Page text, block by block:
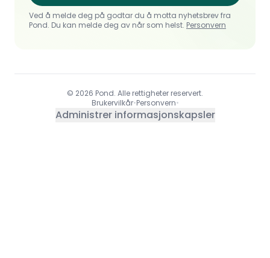
Ved å melde deg på godtar du å motta nyhetsbrev fra
Pond. Du kan melde deg av når som helst. Personvern
© 2026 Pond. Alle rettigheter reservert.
Brukervilkår•Personvern•
Administrer informasjonskapsler